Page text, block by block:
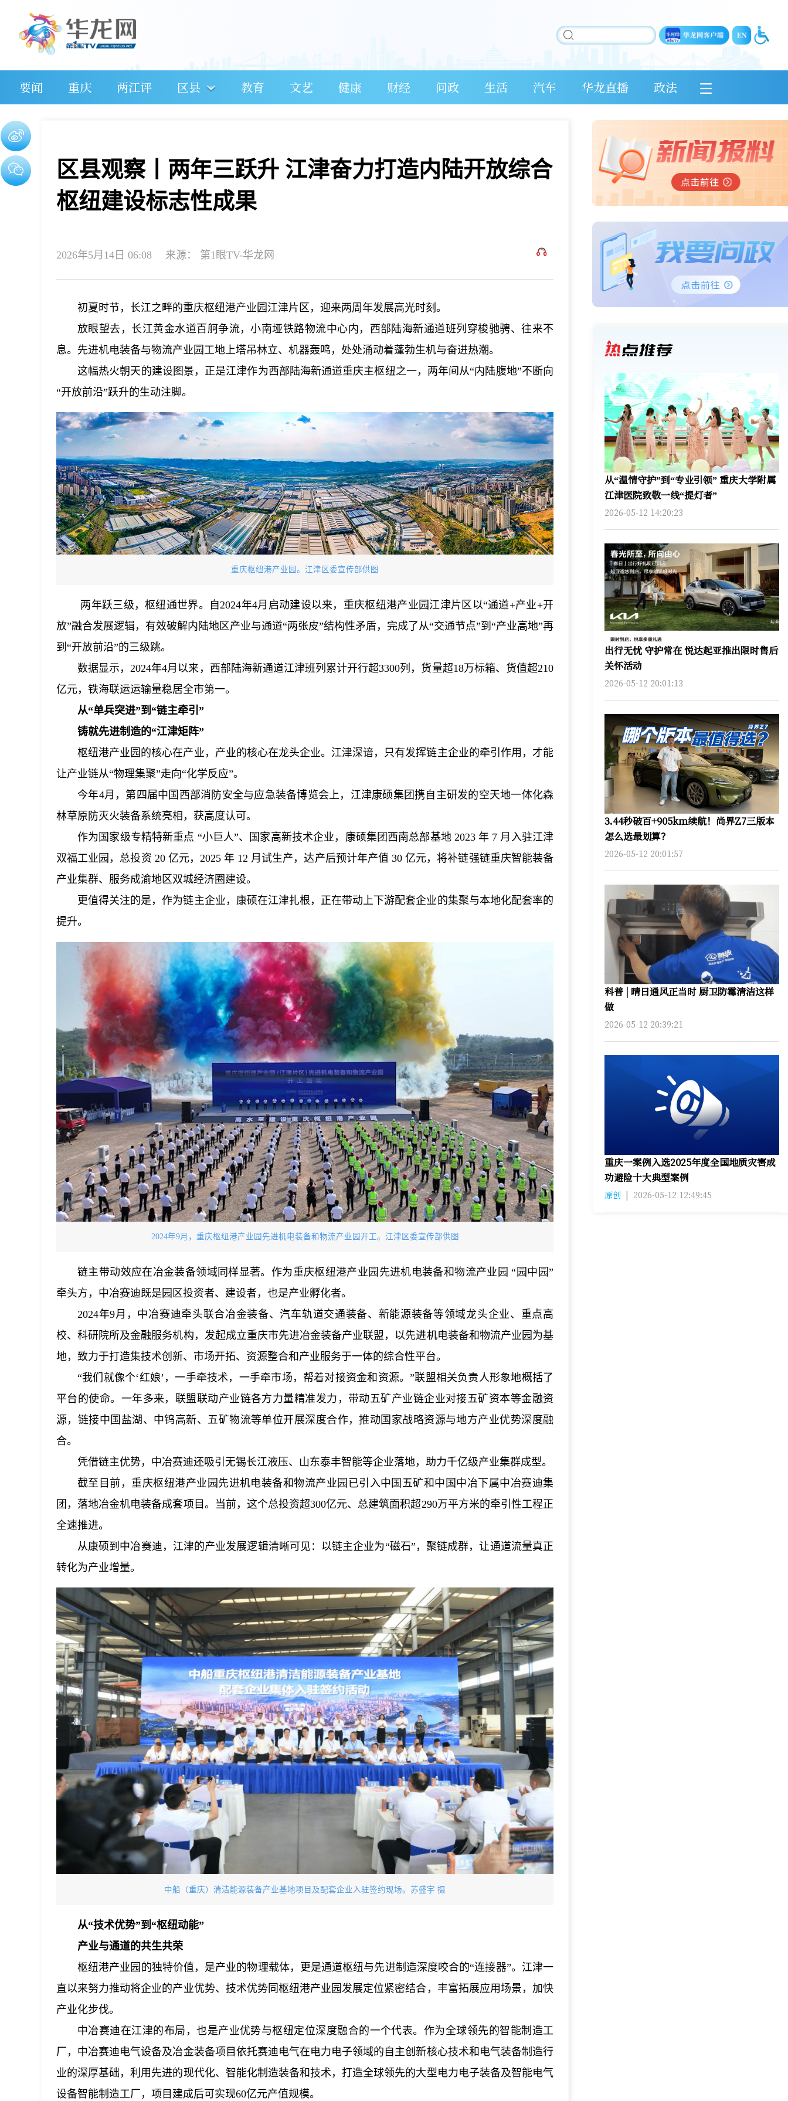
要闻 重庆 两江评 区县 教育 文艺 健康 财经 问政 生活 汽车 华龙直播 政法
区县观察丨两年三跃升 江津奋力打造内陆开放综合
枢纽建设标志性成果
2026年5月14日 06:08 来源： 第1眼TV-华龙网
初夏时节，长江之畔的重庆枢纽港产业园江津片区，迎来两周年发展高光时刻。
放眼望去，长江黄金水道百舸争流，小南垭铁路物流中心内，西部陆海新通道班列穿梭驰骋、往来不
息。先进机电装备与物流产业园工地上塔吊林立、机器轰鸣，处处涌动着蓬勃生机与奋进热潮。
这幅热火朝天的建设图景，正是江津作为西部陆海新通道重庆主枢纽之一，两年间从“内陆腹地”不断向
“开放前沿”跃升的生动注脚。
重庆枢纽港产业园。江津区委宣传部供图
两年跃三级，枢纽通世界。自2024年4月启动建设以来，重庆枢纽港产业园江津片区以“通道+产业+开
放”融合发展逻辑，有效破解内陆地区产业与通道“两张皮”结构性矛盾，完成了从“交通节点”到“产业高地”再
到“开放前沿”的三级跳。
数据显示，2024年4月以来，西部陆海新通道江津班列累计开行超3300列，货量超18万标箱、货值超210
亿元，铁海联运运输量稳居全市第一。
从“单兵突进”到“链主牵引”
铸就先进制造的“江津矩阵”
枢纽港产业园的核心在产业，产业的核心在龙头企业。江津深谙，只有发挥链主企业的牵引作用，才能
让产业链从“物理集聚”走向“化学反应”。
今年4月，第四届中国西部消防安全与应急装备博览会上，江津康硕集团携自主研发的空天地一体化森
林草原防灭火装备系统亮相，获高度认可。
作为国家级专精特新重点 “小巨人”、国家高新技术企业，康硕集团西南总部基地 2023 年 7 月入驻江津
双福工业园，总投资 20 亿元，2025 年 12 月试生产，达产后预计年产值 30 亿元，将补链强链重庆智能装备
产业集群、服务成渝地区双城经济圈建设。
更值得关注的是，作为链主企业，康硕在江津扎根，正在带动上下游配套企业的集聚与本地化配套率的
提升。
2024年9月，重庆枢纽港产业园先进机电装备和物流产业园开工。江津区委宣传部供图
链主带动效应在冶金装备领域同样显著。作为重庆枢纽港产业园先进机电装备和物流产业园 “园中园”
牵头方，中冶赛迪既是园区投资者、建设者，也是产业孵化者。
2024年9月，中冶赛迪牵头联合冶金装备、汽车轨道交通装备、新能源装备等领域龙头企业、重点高
校、科研院所及金融服务机构，发起成立重庆市先进冶金装备产业联盟，以先进机电装备和物流产业园为基
地，致力于打造集技术创新、市场开拓、资源整合和产业服务于一体的综合性平台。
“我们就像个‘红娘’，一手牵技术，一手牵市场，帮着对接资金和资源。”联盟相关负责人形象地概括了
平台的使命。一年多来，联盟联动产业链各方力量精准发力，带动五矿产业链企业对接五矿资本等金融资
源，链接中国盐湖、中钨高新、五矿物流等单位开展深度合作，推动国家战略资源与地方产业优势深度融
合。
凭借链主优势，中冶赛迪还吸引无锡长江液压、山东泰丰智能等企业落地，助力千亿级产业集群成型。
截至目前，重庆枢纽港产业园先进机电装备和物流产业园已引入中国五矿和中国中冶下属中冶赛迪集
团，落地冶金机电装备成套项目。当前，这个总投资超300亿元、总建筑面积超290万平方米的牵引性工程正
全速推进。
从康硕到中冶赛迪，江津的产业发展逻辑清晰可见：以链主企业为“磁石”，聚链成群，让通道流量真正
转化为产业增量。
中船（重庆）清洁能源装备产业基地项目及配套企业入驻签约现场。苏盛宇 摄
从“技术优势”到“枢纽动能”
产业与通道的共生共荣
枢纽港产业园的独特价值，是产业的物理载体，更是通道枢纽与先进制造深度咬合的“连接器”。江津一
直以来努力推动将企业的产业优势、技术优势同枢纽港产业园发展定位紧密结合，丰富拓展应用场景，加快
产业化步伐。
中冶赛迪在江津的布局，也是产业优势与枢纽定位深度融合的一个代表。作为全球领先的智能制造工
厂，中冶赛迪电气设备及冶金装备项目依托赛迪电气在电力电子领域的自主创新核心技术和电气装备制造行
业的深厚基础，利用先进的现代化、智能化制造装备和技术，打造全球领先的大型电力电子装备及智能电气
设备智能制造工厂，项目建成后可实现60亿元产值规模。
从“温情守护”到“专业引领” 重庆大学附属
江津医院致敬一线“提灯者”
2026-05-12 14:20:23
出行无忧 守护常在 悦达起亚推出限时售后
关怀活动
2026-05-12 20:01:13
3.44秒破百+905km续航！尚界Z7三版本
怎么选最划算？
2026-05-12 20:01:57
科普 | 晴日通风正当时 厨卫防霉清洁这样
做
2026-05-12 20:39:21
重庆一案例入选2025年度全国地质灾害成
功避险十大典型案例
原创 | 2026-05-12 12:49:45